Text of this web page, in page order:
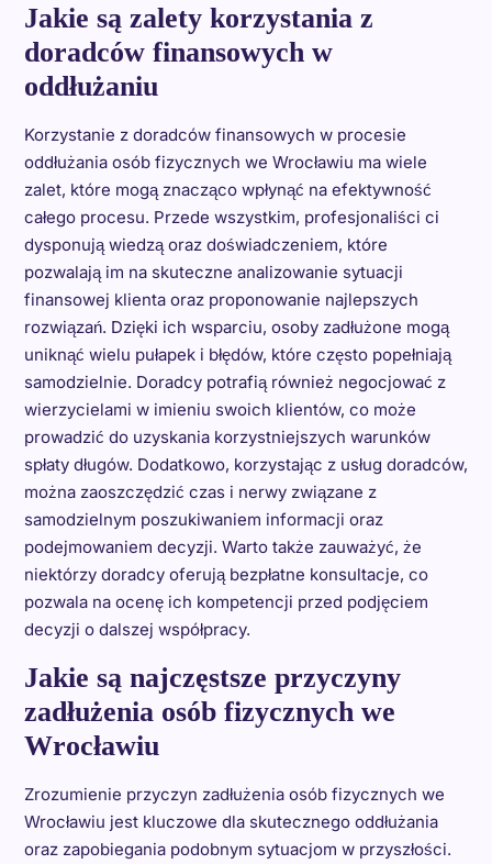
Jakie są zalety korzystania z
doradców finansowych w
oddłużaniu
Korzystanie z doradców finansowych w procesie
oddłużania osób fizycznych we Wrocławiu ma wiele
zalet, które mogą znacząco wpłynąć na efektywność
całego procesu. Przede wszystkim, profesjonaliści ci
dysponują wiedzą oraz doświadczeniem, które
pozwalają im na skuteczne analizowanie sytuacji
finansowej klienta oraz proponowanie najlepszych
rozwiązań. Dzięki ich wsparciu, osoby zadłużone mogą
uniknąć wielu pułapek i błędów, które często popełniają
samodzielnie. Doradcy potrafią również negocjować z
wierzycielami w imieniu swoich klientów, co może
prowadzić do uzyskania korzystniejszych warunków
spłaty długów. Dodatkowo, korzystając z usług doradców,
można zaoszczędzić czas i nerwy związane z
samodzielnym poszukiwaniem informacji oraz
podejmowaniem decyzji. Warto także zauważyć, że
niektórzy doradcy oferują bezpłatne konsultacje, co
pozwala na ocenę ich kompetencji przed podjęciem
decyzji o dalszej współpracy.
Jakie są najczęstsze przyczyny
zadłużenia osób fizycznych we
Wrocławiu
Zrozumienie przyczyn zadłużenia osób fizycznych we
Wrocławiu jest kluczowe dla skutecznego oddłużania
oraz zapobiegania podobnym sytuacjom w przyszłości.